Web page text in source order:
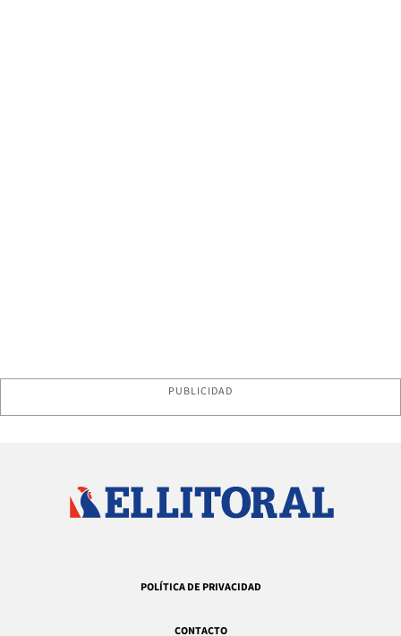
PUBLICIDAD
POLÍTICA DE PRIVACIDAD
CONTACTO